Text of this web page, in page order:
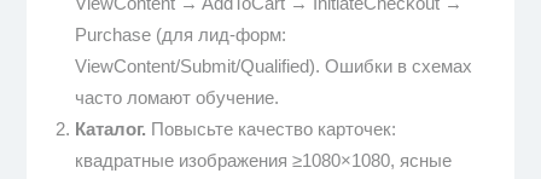
Purchase (для лид-форм:
ViewContent/Submit/Qualified). Ошибки в схемах
часто ломают обучение.
Каталог. Повысьте качество карточек:
квадратные изображения ≥1080×1080, ясные